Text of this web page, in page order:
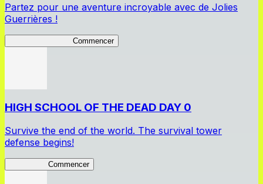
Partez pour une aventure incroyable avec de Jolies
Guerrières !
Commencer
HIGH SCHOOL OF THE DEAD DAY 0
Survive the end of the world. The survival tower
defense begins!
Commencer